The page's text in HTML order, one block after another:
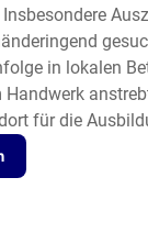
in lokalen
Handwerk
für die